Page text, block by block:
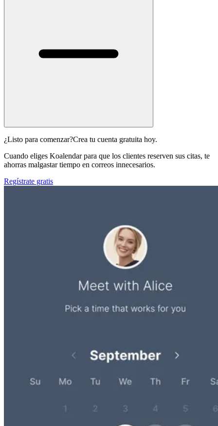
¿Listo para comenzar?Crea tu cuenta gratuita hoy.
Cuando eliges Koalendar para que los clientes reserven sus citas, te
ahorras malgastar tiempo en correos innecesarios.
Regístrate gratis